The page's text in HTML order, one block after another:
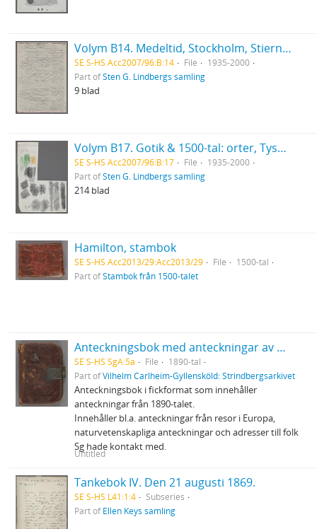
Volym B14. Medeltid, Stockholm, Stierneld
SE S-HS Acc2007/96:B:14 File
1935-2000
Part ofSten G. Lindbergs samling
9 blad
Volym B17. Gotik & 1500-tal: orter, Tyskland & Buda, Olmütz
SE S-HS Acc2007/96:B:17 File
1935-2000
Part ofSten G. Lindbergs samling
214 blad
Hamilton, stambok
SE S-HS Acc2013/29:Acc2013/29 File
1500-tal
Part ofStambok från 1500-talet
Anteckningsbok med anteckningar av Strindberg
SE S-HS SgA:5a File
1890-tal
Part ofVilhelm Carlheim-Gyllensköld: Strindbergsarkivet
Anteckningsbok i fickformat som innehåller
anteckningar från 1890-talet.
Innehåller bl.a. anteckningar från resor i Europa,
naturvetenskapliga anteckningar och adresser till folk
Sg hade kontakt med.
Untitled
Tankebok IV. Den 21 augusti 1869.
SE S-HS L41:1:4
Subseries
Part ofEllen Keys samling